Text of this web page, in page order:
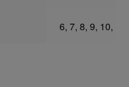
6, 7, 8, 9, 10, 11